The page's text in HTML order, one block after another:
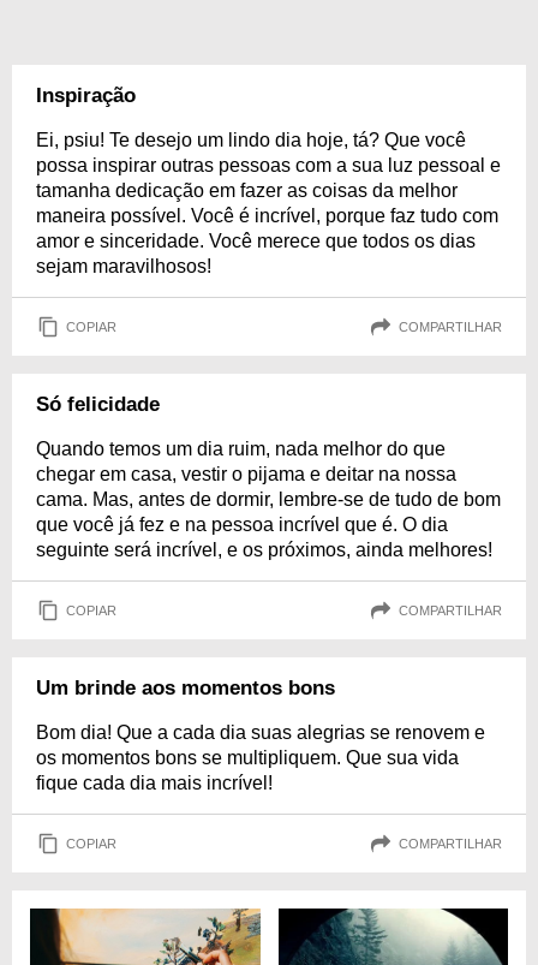
Inspiração
Ei, psiu! Te desejo um lindo dia hoje, tá? Que você
possa inspirar outras pessoas com a sua luz pessoal e
tamanha dedicação em fazer as coisas da melhor
maneira possível. Você é incrível, porque faz tudo com
amor e sinceridade. Você merece que todos os dias
sejam maravilhosos!
COPIAR COMPARTILHAR
Só felicidade
Quando temos um dia ruim, nada melhor do que
chegar em casa, vestir o pijama e deitar na nossa
cama. Mas, antes de dormir, lembre-se de tudo de bom
que você já fez e na pessoa incrível que é. O dia
seguinte será incrível, e os próximos, ainda melhores!
COPIAR COMPARTILHAR
Um brinde aos momentos bons
Bom dia! Que a cada dia suas alegrias se renovem e
os momentos bons se multipliquem. Que sua vida
fique cada dia mais incrível!
COPIAR COMPARTILHAR